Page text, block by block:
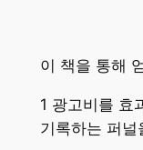
이 책을 통해
1 광고비를 효
기록하는 퍼